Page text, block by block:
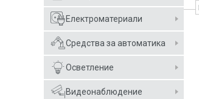
Електроматериали
Средства за автоматика
Осветление
Видеонаблюдение